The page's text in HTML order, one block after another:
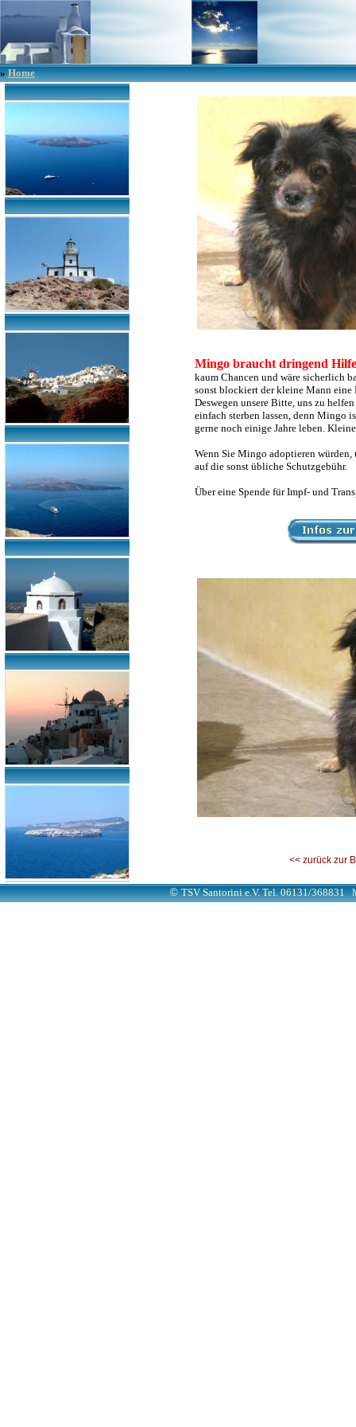
»Home
Mingo braucht dringend Hilfe
kaum Chancen und wäre sicherlich
sonst blockiert der kleine Mann eine
Deswegen unsere Bitte, uns zu
einfach sterben lassen, denn Mingo
gerne noch einige Jahre leben.
Wenn Sie Mingo adoptieren würden,
auf die sonst übliche Schutzgebühr.
Über eine Spende für Impf- und
<< zurück zur
©TSV Santorini e.V. Tel. 06131/368831